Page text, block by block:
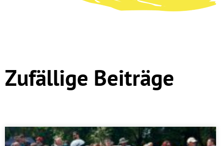
Zufällige Beiträge